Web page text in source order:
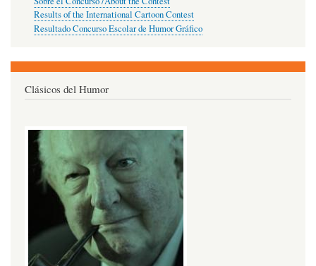
Results of the International Cartoon Contest
Resultado Concurso Escolar de Humor Gráfico
Clásicos del Humor